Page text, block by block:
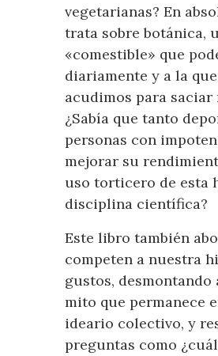
vegetarianas? En
trata sobre botánica,
«comestible» que
diariamente y a la
acudimos para
¿Sabía que tanto
personas con
mejorar su
uso torticero de esta
disciplina científica?
Este libro también
competen a nuestra
gustos,
mito que permanece
ideario colectivo, y
preguntas como